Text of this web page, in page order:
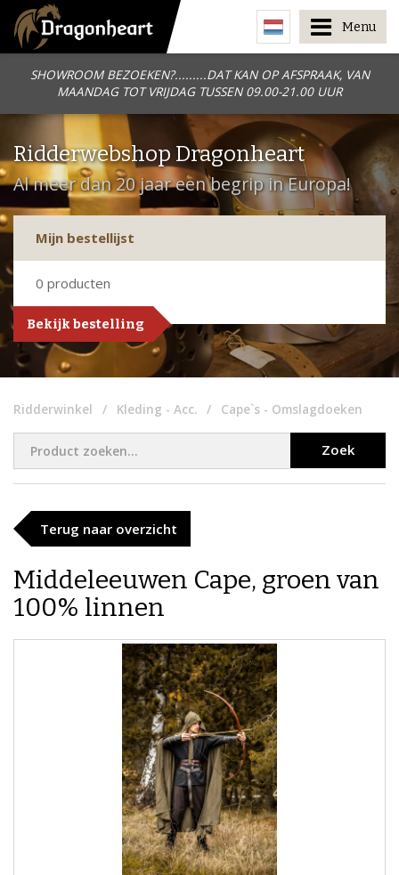
SHOWROOM BEZOEKEN?.........DAT KAN OP AFSPRAAK, VAN
MAANDAG TOT VRIJDAG TUSSEN 09.00-21.00 UUR
Menu
Ridderwebshop Dragonheart
Al meer dan 20 jaar een begrip in Europa!
Mijn bestellijst
0 producten
Bekijk bestelling
Ridderwinkel Kleding - Acc. Cape`s - Omslagdoeken
Zoek
Terug naar overzicht
Middeleeuwen Cape, groen van
100% linnen